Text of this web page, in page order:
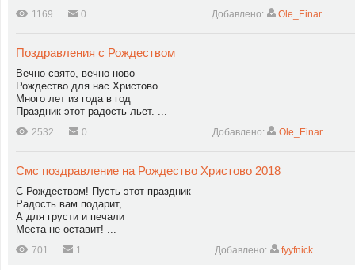
1169 0 Добавлено: Ole_Einar
Поздравления с Рождеством
Вечно свято, вечно ново
Рождество для нас Христово.
Много лет из года в год
Праздник этот радость льет. ...
2532 0 Добавлено: Ole_Einar
Смс поздравление на Рождество Христово 2018
С Рождеством! Пусть этот праздник
Радость вам подарит,
А для грусти и печали
Места не оставит! ...
701 1 Добавлено: fyyfnick